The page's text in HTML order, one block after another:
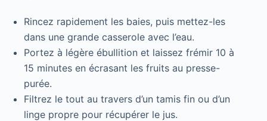
Rincez rapidement les baies, puis mettez-les
dans une grande casserole avec l’eau.
Portez à légère ébullition et laissez frémir 10 à
15 minutes en écrasant les fruits au presse-
purée.
Filtrez le tout au travers d’un tamis fin ou d’un
linge propre pour récupérer le jus.